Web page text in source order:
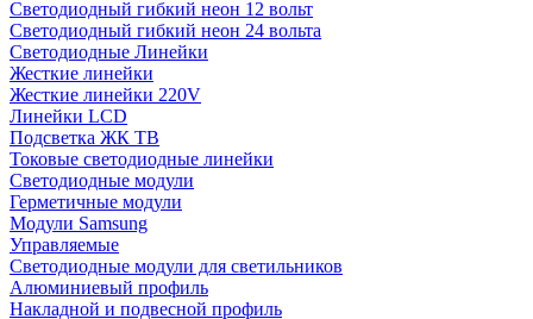
Светодиодный гибкий неон 12 вольт
Светодиодный гибкий неон 24 вольта
Светодиодные Линейки
Жесткие линейки
Жесткие линейки 220V
Линейки LCD
Подсветка ЖК ТВ
Токовые светодиодные линейки
Светодиодные модули
Герметичные модули
Модули Samsung
Управляемые
Светодиодные модули для светильников
Алюминиевый профиль
Накладной и подвесной профиль